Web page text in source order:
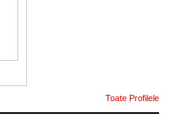
Toate Profilele